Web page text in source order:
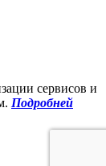
сервисов и
Подробней